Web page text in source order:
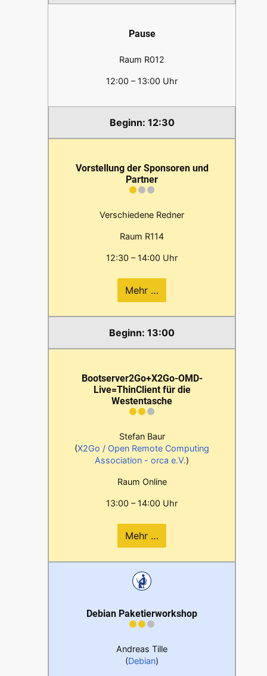
Pause
Raum R012
12:00 – 13:00 Uhr
12:30
Vorstellung der Sponsoren und
Partner
Verschiedene Redner
Raum R114
12:30 – 14:00 Uhr
Mehr …
13:00
Bootserver2Go+X2Go-OMD-
Live=ThinClient für die
Westentasche
Stefan Baur
(X2Go / Open Remote Computing
Association - orca e.V.)
Raum Online
13:00 – 14:00 Uhr
Mehr …
Debian Paketierworkshop
Andreas Tille
(Debian)